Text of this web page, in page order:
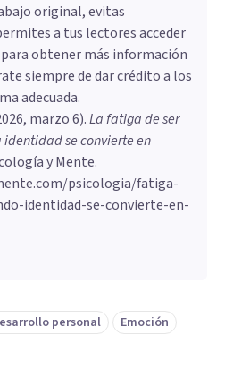
original, evitas
a tus lectores acceder
obtener más información
siempre de dar crédito a los
adecuada.
marzo 6).La fatiga de ser
se convierte en
y Mente.
psicologia/fatiga-
identidad-se-convierte-en-
personal Emoción